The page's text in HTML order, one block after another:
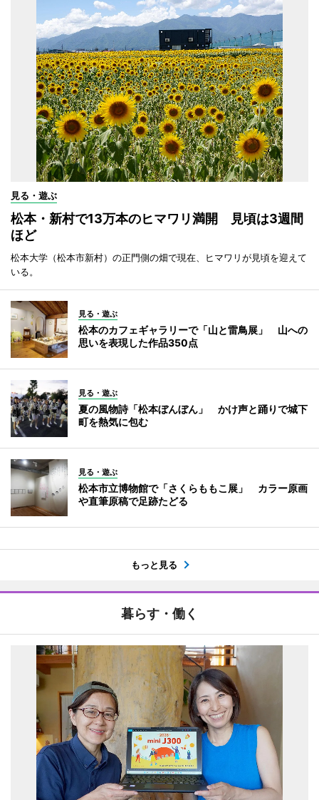
見る・遊ぶ
松本・新村で13万本のヒマワリ満開 見頃は3週間
ほど
松本大学（松本市新村）の正門側の畑で現在、ヒマワリが見頃を迎えて
いる。
見る・遊ぶ
松本のカフェギャラリーで「山と雷鳥展」 山への
思いを表現した作品350点
見る・遊ぶ
夏の風物詩「松本ぼんぼん」 かけ声と踊りで城下
町を熱気に包む
見る・遊ぶ
松本市立博物館で「さくらももこ展」 カラー原画
や直筆原稿で足跡たどる
もっと見る
暮らす・働く